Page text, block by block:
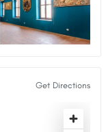
Get Directions